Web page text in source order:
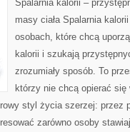
Spalarnia kalorii –
masy ciała Spalarnia
osobach, które chcą
kalorii i szukają
zrozumiały sposób. To
którzy nie chcą opierać się
styl życia szerzej: przez
zarówno osoby